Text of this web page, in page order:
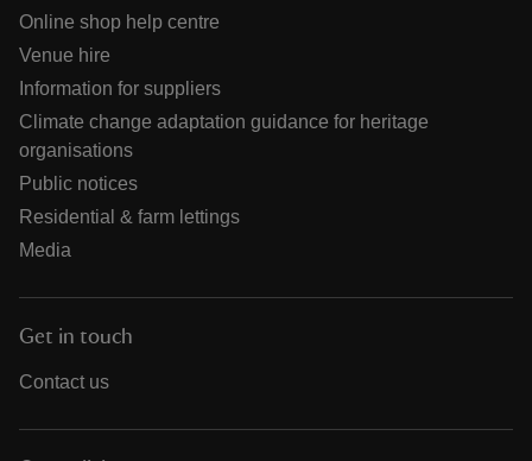
Online shop help centre
Venue hire
Information for suppliers
Climate change adaptation guidance for heritage
organisations
Public notices
Residential & farm lettings
Media
Get in touch
Contact us